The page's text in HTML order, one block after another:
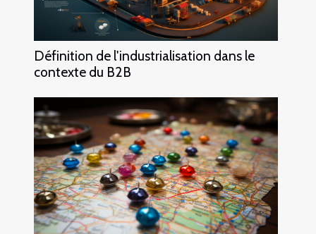
Définition de l'industrialisation dans le
contexte du B2B